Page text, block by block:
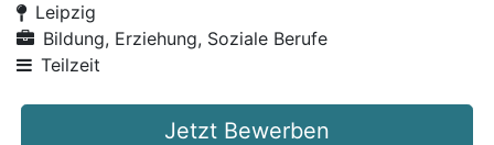
Leipzig
Bildung, Erziehung, Soziale Berufe
Teilzeit
Jetzt Bewerben